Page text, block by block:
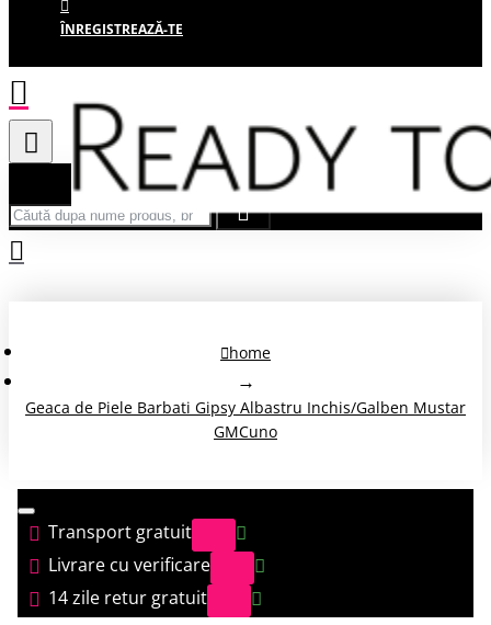
ÎNREGISTREAZĂ-TE
Căută după nume produs, brand...
home
Geaca de Piele Barbati Gipsy Albastru Inchis/Galben Mustar
GMCuno
Transport gratuit
Livrare cu verificare
14 zile retur gratuit